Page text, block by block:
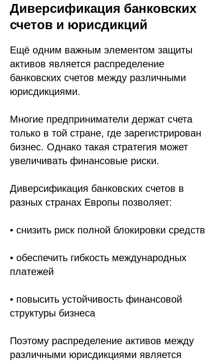
Диверсификация банковских
счетов и юрисдикций
Ещё одним важным элементом защиты
активов является распределение
банковских счетов между различными
юрисдикциями.
Многие предприниматели держат счета
только в той стране, где зарегистрирован
бизнес. Однако такая стратегия может
увеличивать финансовые риски.
Диверсификация банковских счетов в
разных странах Европы позволяет:
• снизить риск полной блокировки средств
• обеспечить гибкость международных
платежей
• повысить устойчивость финансовой
структуры бизнеса
Поэтому распределение активов между
различными юрисдикциями является